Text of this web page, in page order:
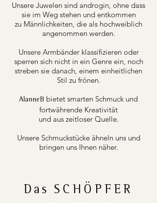
Unsere Juwelen sind androgin, ohne dass
sie im Weg stehen und entkommen
zu Männlichkeiten, die als hochweiblich
angenommen werden.
Unsere Armbänder klassifizieren oder
sperren sich nicht in ein Genre ein, noch
streben sie danach, einem einheitlichen
Stil zu frönen.
AlanneB bietet smarten Schmuck und
fortwährende Kreativität
und aus zeitloser Quelle.
Unsere Schmuckstücke ähneln uns und
bringen uns Ihnen näher.
Das SCHÖPFER